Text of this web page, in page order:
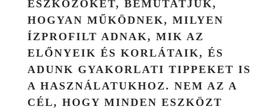
ESZKÖZÖKET, BEMUTATJUK,
HOGYAN MŰKÖDNEK, MILYEN
ÍZPROFILT ADNAK, MIK AZ
ELŐNYEIK ÉS KORLÁTAIK, ÉS
ADUNK GYAKORLATI TIPPEKET IS
A HASZNÁLATUKHOZ. NEM AZ A
CÉL, HOGY MINDEN ESZKÖZT